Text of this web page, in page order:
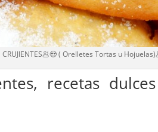
CRUJIENTES🥟😍 ( Orelletes Tortas u
recetas